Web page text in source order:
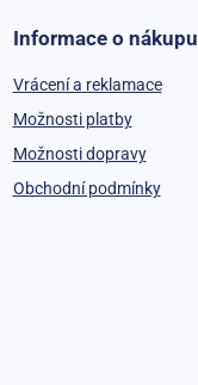
Informace o nákupu
Vrácení a reklamace
Možnosti platby
Možnosti dopravy
Obchodní podmínky